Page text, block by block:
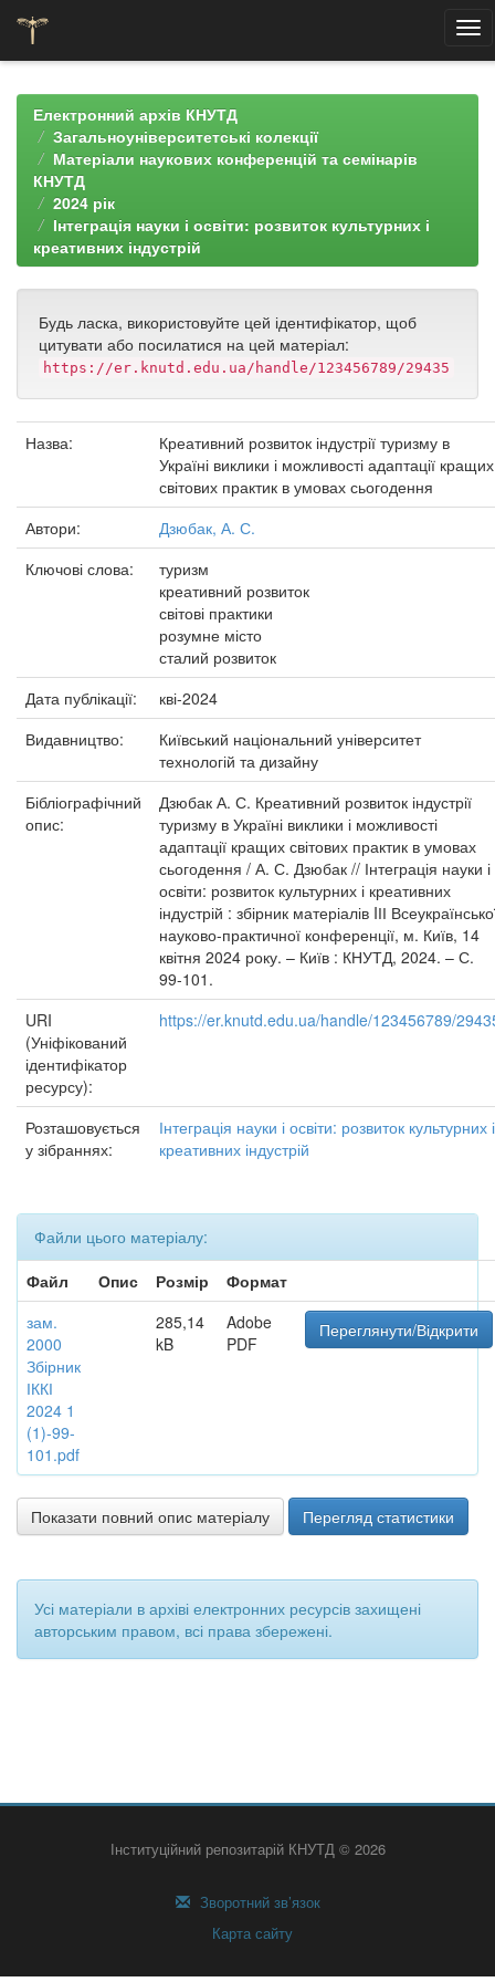
navigationЕлектронний архів КНУТД
Загальноуніверситетські колекції
Матеріали наукових конференцій та семінарів
КНУТД
2024 рік
Інтеграція науки і освіти: розвиток культурних і
креативних індустрій
Будь ласка, використовуйте цей ідентифікатор, щоб
цитувати або посилатися на цей матеріал:
https://er.knutd.edu.ua/handle/123456789/29435
Назва:
Креативний розвиток індустрії туризму в
Україні виклики і можливості адаптації кращих
світових практик в умовах сьогодення
Автори:
Дзюбак, А. С.
Ключові слова:
туризм
креативний розвиток
світові практики
розумне місто
сталий розвиток
Дата публікації:
кві-2024
Видавництво:
Київський національний університет
технологій та дизайну
Бібліографічний
опис:
Дзюбак А. С. Креативний розвиток індустрії
туризму в Україні виклики і можливості
адаптації кращих світових практик в умовах
сьогодення / А. С. Дзюбак // Інтеграція науки і
освіти: розвиток культурних і креативних
індустрій : збірник матеріалів IІІ
науково-практичної конференції, м. Київ, 14
квітня 2024 року. – Київ : КНУТД, 2024. – С.
99-101.
URI
(Уніфікований
ідентифікатор
ресурсу):
https://er.knutd.edu.ua/handle/123456789/
Розташовується
у зібраннях:
Інтеграція науки і освіти: розвиток культурних і
креативних індустрій
Файли цього матеріалу:
Файл
Опис Розмір
Формат
зам.
2000
Збірник
ІККІ
2024 1
(1)-99-
101.pdf
285,14
kB
Adobe
PDF
Переглянути/Відкрити
Показати повний опис матеріалу Перегляд статистики
Усі матеріали в архіві електронних ресурсів захищені
авторським правом, всі права збережені.
Інституційний репозитарій КНУТД © 2026
Зворотний зв’язок
Карта сайту